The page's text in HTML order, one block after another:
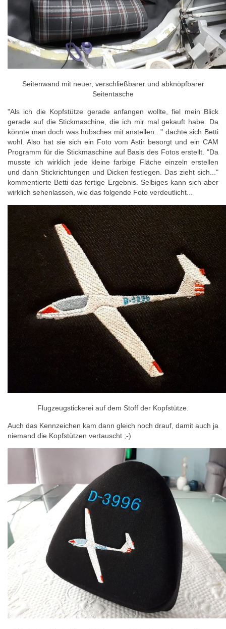
Seitenwand mit neuer, verschließbarer und abknöpfbarer
Seitentasche
"Als ich die Kopfstütze gerade anfangen wollte, fiel mein Blick
gerade auf die Stickmaschine, die ich mir mal gekauft habe. Da
könnte man doch was hübsches mit anstellen..." dachte sich Betti
wohl. Also hat sie sich ein Foto vom Astir besorgt und ein CAM
Programm für die Stickmaschine auf Basis des Fotos erstellt. "Da
musste ich wirklich jede kleine farbige Fläche einzeln erstellen
und dann Stickrichtungen und Dicken festlegen. Das zieht sich..."
kommentierte Betti das fertige Ergebnis. Selbiges kann sich aber
wirklich sehenlassen, wie das folgende Foto verdeutlicht...
Flugzeugstickerei auf dem Stoff der Kopfstütze.
Auch das Kennzeichen kam dann gleich noch drauf, damit auch ja
niemand die Kopfstützen vertauscht ;-)